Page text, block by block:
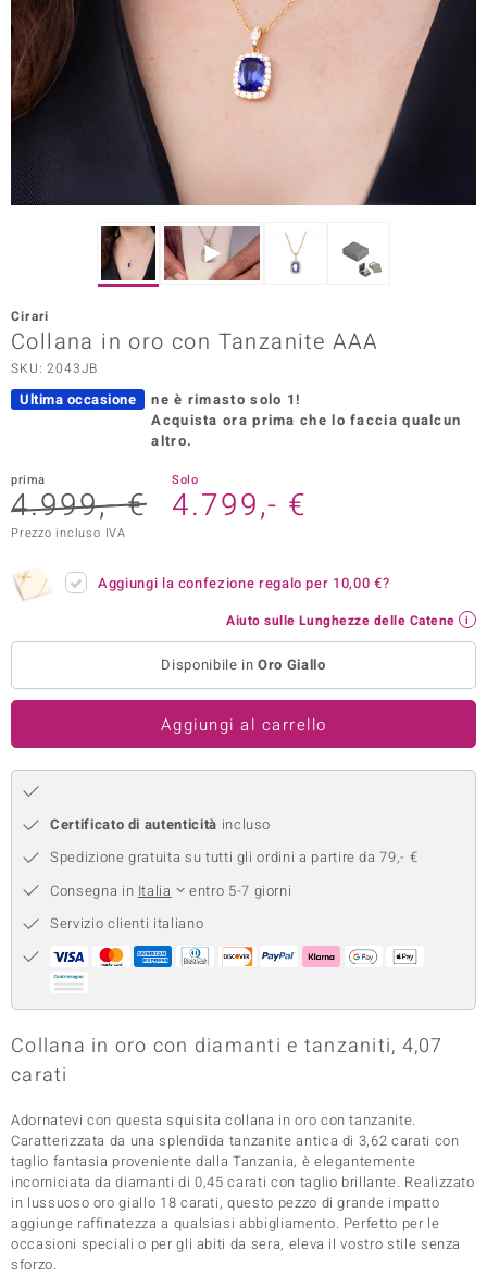
Designs
SELECTION
Paraíso
Collection
by de Melo
Classics
Cirari
Collana in oro con Tanzanite AAA
SKU: 2043JB
Ultima occasione
ne è rimasto solo 1!
Acquista ora prima che lo faccia qualcun
altro.
prima
4.999,- €
Solo
4.799,- €
Prezzo incluso IVA
Aggiungi la confezione regalo per 10,00 €?
Aiuto sulle Lunghezze delle Catene
Disponibile inOro Giallo
Aggiungi al carrello
Certificato di autenticità incluso
Spedizione gratuita su tutti gli ordini a partire da 79,- €
Consegna in Italia
entro 5-7 giorni
Servizio clienti italiano
Collana in oro con diamanti e tanzaniti, 4,07
carati
Adornatevi con questa squisita collana in oro con tanzanite.
Caratterizzata da una splendida tanzanite antica di 3,62 carati con
taglio fantasia proveniente dalla Tanzania, è elegantemente
incorniciata da diamanti di 0,45 carati con taglio brillante. Realizzato
in lussuoso oro giallo 18 carati, questo pezzo di grande impatto
aggiunge raffinatezza a qualsiasi abbigliamento. Perfetto per le
occasioni speciali o per gli abiti da sera, eleva il vostro stile senza
sforzo.